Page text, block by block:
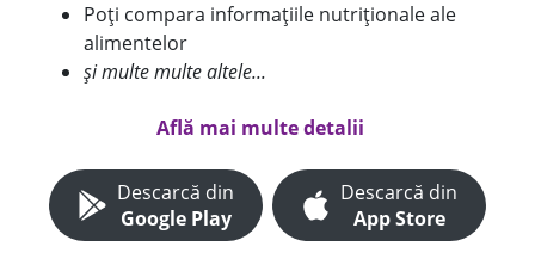
Poți compara informațiile nutriționale ale
alimentelor
și multe multe altele...
Află mai multe detalii
Descarcă din
Google Play
Descarcă din
App Store